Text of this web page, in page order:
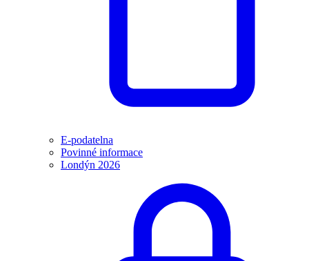
E-podatelna
Povinné informace
Londýn 2026